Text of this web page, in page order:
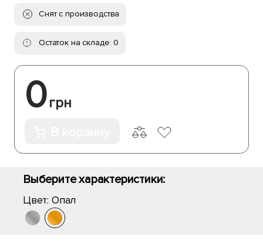
Снят с производства
Остаток на складе: 0
0грн
Выберите характеристики:
Цвет: Опал